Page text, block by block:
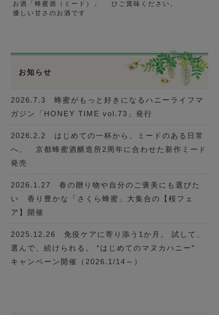
お酒「蜂蜜酒（ミード）」
優しい甘さのお酒です
ひご賞味ください。
お知らせ
2026.7.3 蜂蜜がもっと好きになるハニーライフマ
ガジン「HONEY TIME vol.73」発行
2026.2.2 はじめての一杯から、ミードのある日常
へ。 京都蜂蜜酒醸造所2周年に合わせた新作ミード
発売
2026.1.27 春の贈り物や自分のご褒美にも選びた
い 香り豊かな「さくら蜂蜜」大集合の【桜フェ
ア】開催
2025.12.26 免疫ケアに寄り添う1か月。 試して、
選んで、続けられる。 “はじめてのマヌカハニー”
キャンペーン開催（2026.1/14～）